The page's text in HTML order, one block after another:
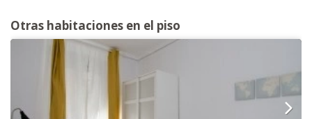
Otras habitaciones en el piso